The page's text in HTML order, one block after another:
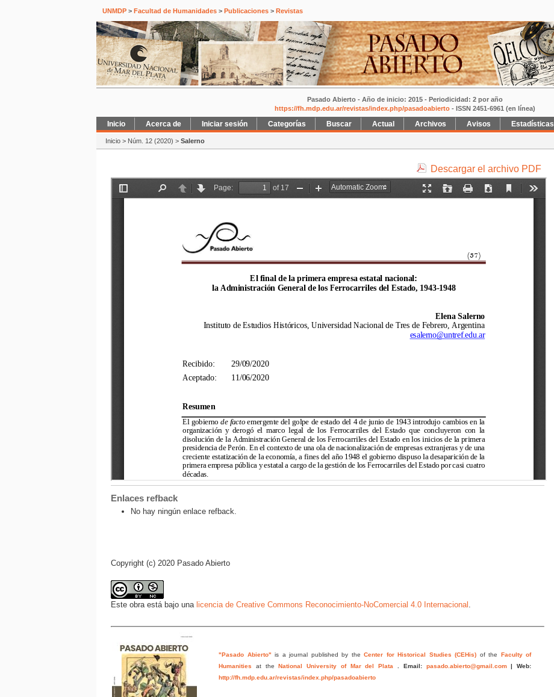
UNMDP > Facultad de Humanidades > Publicaciones > Revistas
Pasado Abierto - Año de inicio: 2015 - Periodicidad: 2 por año
https://fh.mdp.edu.ar/revistas/index.php/pasadoabierto - ISSN 2451-6961 (en línea)
Inicio Acerca de Iniciar sesión Categorías Buscar Actual Archivos Avisos Estadísticas
Inicio > Núm. 12 (2020) > Salerno
Descargar el archivo PDF
Enlaces refback
No hay ningún enlace refback.
Copyright (c) 2020 Pasado Abierto
Este obra está bajo una licencia de Creative Commons Reconocimiento-NoComercial 4.0 Internacional .
"Pasado Abierto" is a journal published by the Center for Historical Studies (CEHis) of the Faculty of
Humanities at the National University of Mar del Plata . Email: pasado.abierto@gmail.com|Web:
http://fh.mdp.edu.ar/revistas/index.php/pasadoabierto